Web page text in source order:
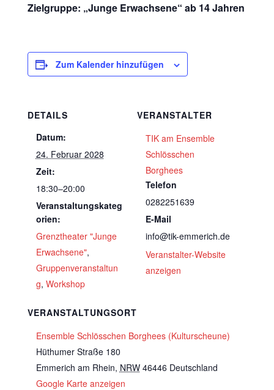
Zielgruppe: „Junge Erwachsene“ ab 14 Jahren
Zum Kalender hinzufügen
DETAILS
Datum:
24. Februar 2028
Zeit:
18:30–20:00
Veranstaltungskateg
orien:
Grenztheater "Junge
Erwachsene",
Gruppenveranstaltun
g, Workshop
VERANSTALTUNGSORT
Ensemble Schlösschen Borghees (Kulturscheune)
Hüthumer Straße 180
Emmerich am Rhein, NRW 46446 Deutschland
Google Karte anzeigen
VERANSTALTER
TIK am Ensemble
Schlösschen
Borghees
Telefon
0282251639
E-Mail
info@tik-emmerich.de
Veranstalter-Website
anzeigen